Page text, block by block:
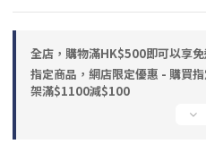
全店，購物滿HK$500即可以享
指定商品，網店限定優惠 - 購買
架滿$1100減$100